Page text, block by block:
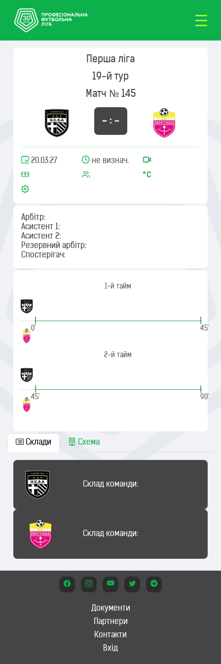
Перша ліга
19-й тур
Матч № 145
– : –
20.03.27 не визнач.
Арбітр:
Асистент 1:
Асистент 2:
Резервний арбітр:
Спостерігач:
1-й тайм
|
0'
|
45'
2-й тайм
|
45'
|
90'
Склади Схема
Склад команди:
Склад команди:
Документи
Партнери
Контакти
Вхід